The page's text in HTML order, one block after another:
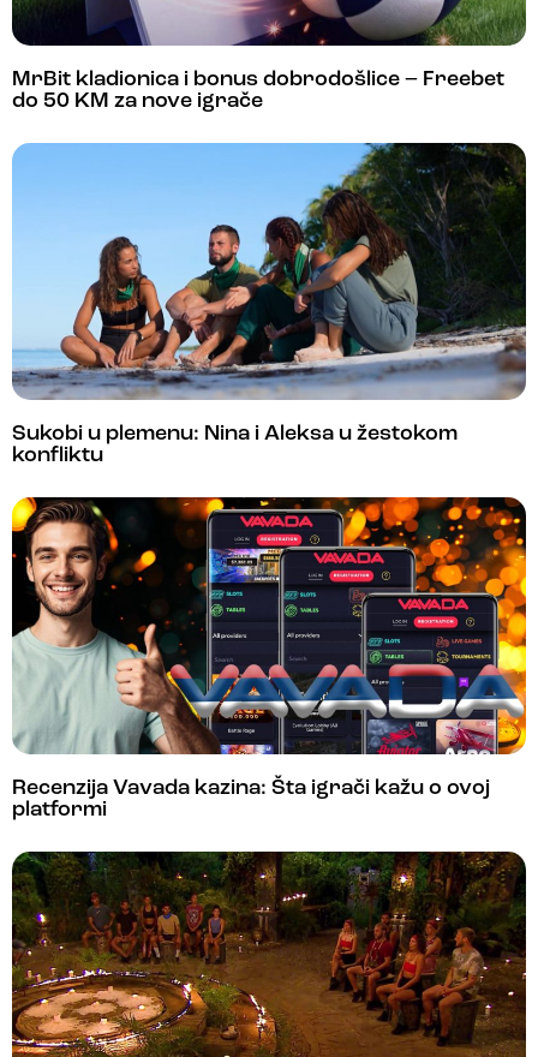
MrBit kladionica i bonus dobrodošlice – Freebet
do 50 KM za nove igrače
Sukobi u plemenu: Nina i Aleksa u žestokom
konfliktu
Recenzija Vavada kazina: Šta igrači kažu o ovoj
platformi